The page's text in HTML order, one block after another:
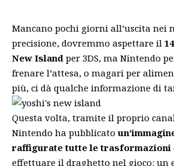
Mancano pochi giorni all’uscita nei
precisione, dovremmo aspettare il
New Island per 3DS, ma Nintendo
frenare l’attesa, o magari per
più, ci dà qualche informazione di
Questa volta, tramite il proprio
Nintendo ha pubblicato
raffigurate tutte le trasformazioni
effettuare il draghetto nel gioco: un